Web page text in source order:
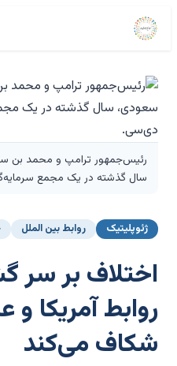
رئیس‌جمهور ترامپ و محمد بن
سال گذشته در یک مجمع
ژئوپلیتیک روابط بین الملل
اختلاف بر سر
روابط آمریکا و
شکاف می‌کند